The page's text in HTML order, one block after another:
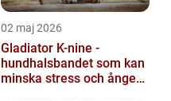
02 maj 2026
Gladiator K-nine -
hundhalsbandet som kan
minska stress och ångest